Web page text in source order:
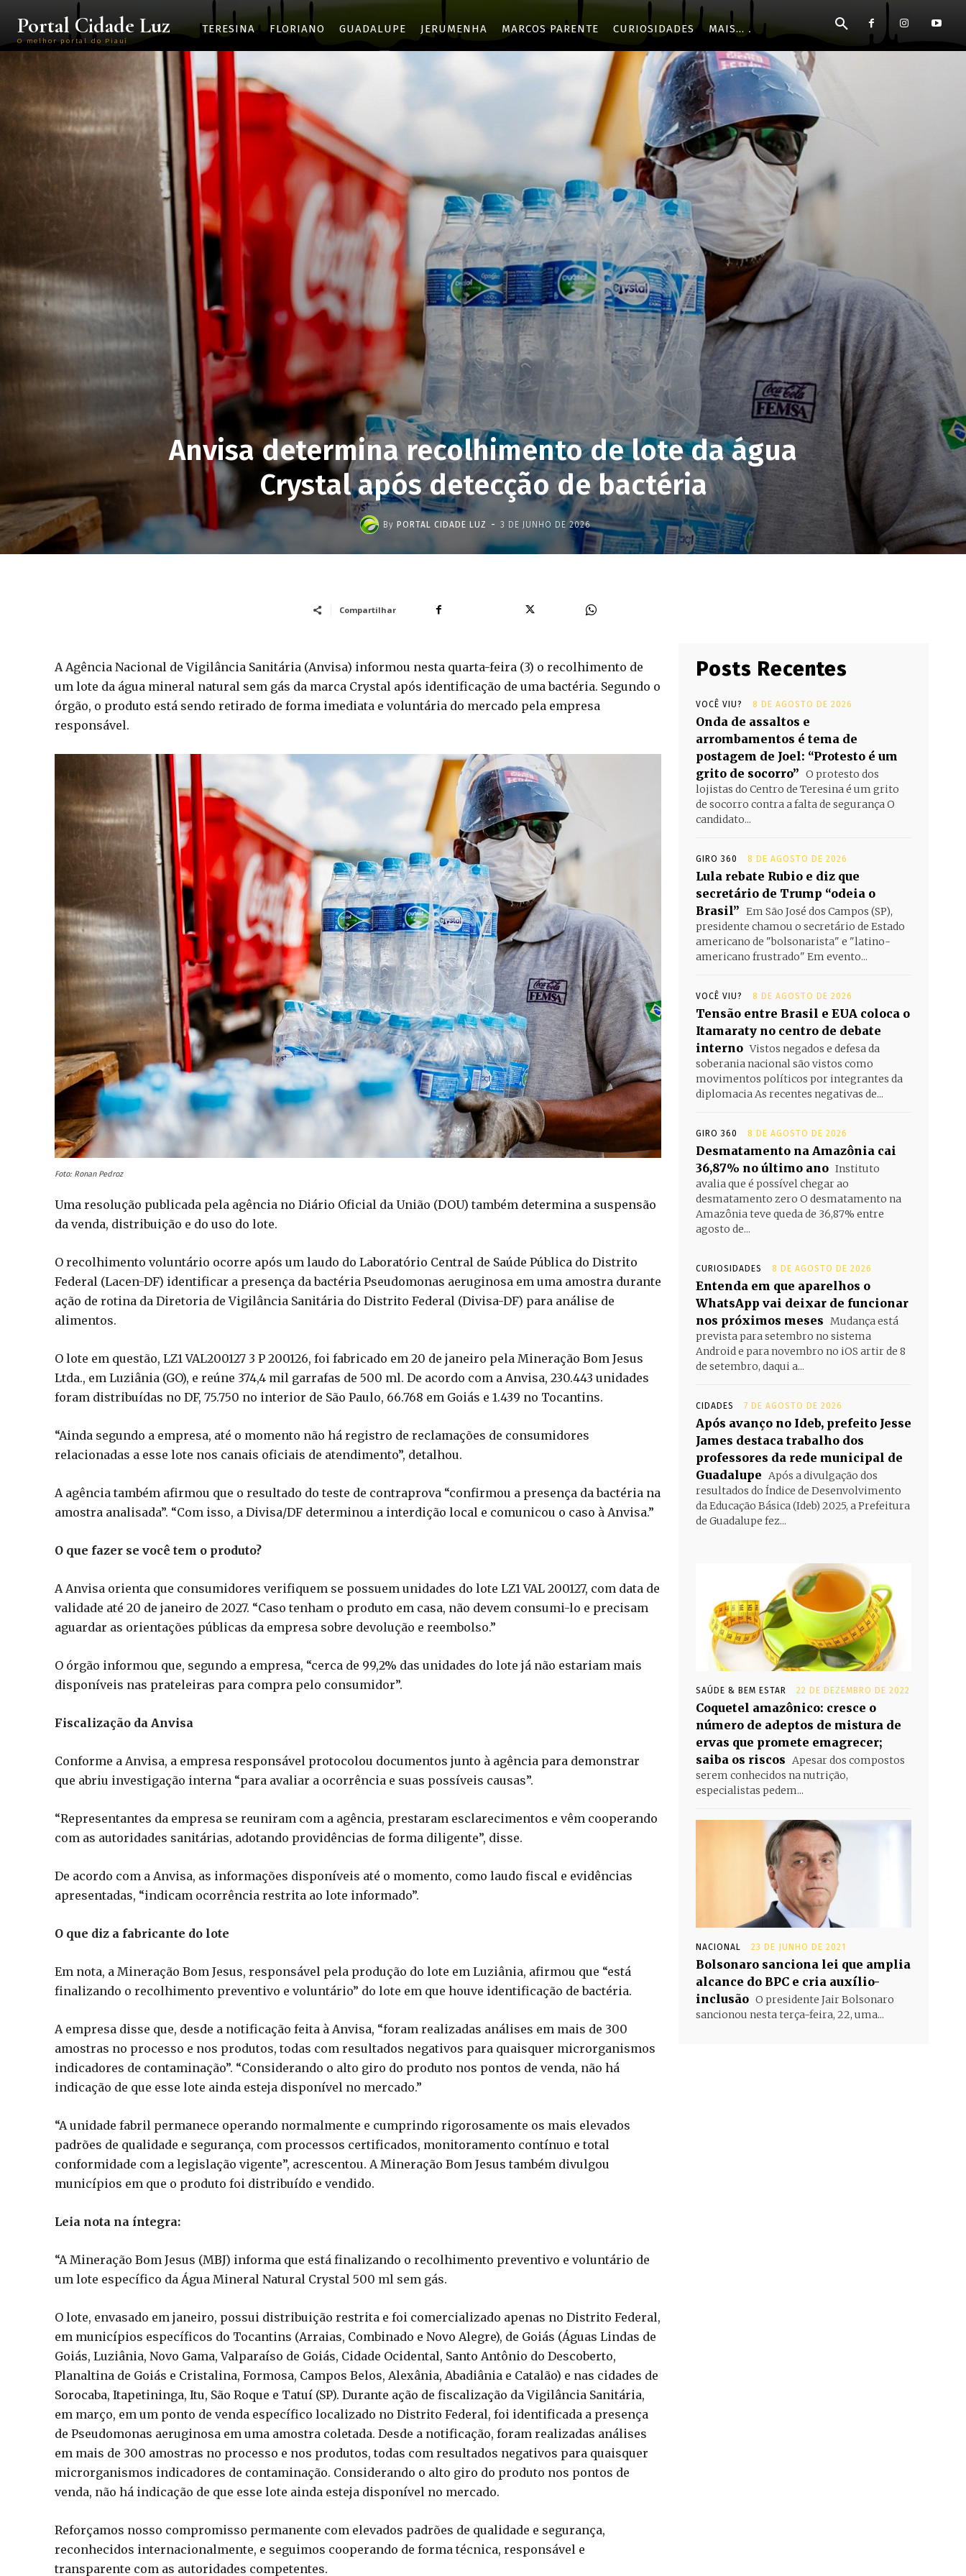
Portal Cidade Luz
O melhor portal do Piauí
TERESINA FLORIANO GUADALUPE JERUMENHA MARCOS PARENTE CURIOSIDADES MAIS...
Anvisa determina recolhimento de lote da água
Crystal após detecção de bactéria
By PORTAL CIDADE LUZ - 3 DE JUNHO DE 2026
Compartilhar
A Agência Nacional de Vigilância Sanitária (Anvisa) informou nesta quarta-feira (3) o recolhimento de
um lote da água mineral natural sem gás da marca Crystal após identificação de uma bactéria. Segundo o
órgão, o produto está sendo retirado de forma imediata e voluntária do mercado pela empresa
responsável.
Foto: Ronan Pedroz
Uma resolução publicada pela agência no Diário Oficial da União (DOU) também determina a suspensão
da venda, distribuição e do uso do lote.
O recolhimento voluntário ocorre após um laudo do Laboratório Central de Saúde Pública do Distrito
Federal (Lacen-DF) identificar a presença da bactéria Pseudomonas aeruginosa em uma amostra durante
ação de rotina da Diretoria de Vigilância Sanitária do Distrito Federal (Divisa-DF) para análise de
alimentos.
O lote em questão, LZ1 VAL200127 3 P 200126, foi fabricado em 20 de janeiro pela Mineração Bom Jesus
Ltda., em Luziânia (GO), e reúne 374,4 mil garrafas de 500 ml. De acordo com a Anvisa, 230.443 unidades
foram distribuídas no DF, 75.750 no interior de São Paulo, 66.768 em Goiás e 1.439 no Tocantins.
“Ainda segundo a empresa, até o momento não há registro de reclamações de consumidores
relacionadas a esse lote nos canais oficiais de atendimento”, detalhou.
A agência também afirmou que o resultado do teste de contraprova “confirmou a presença da bactéria na
amostra analisada”. “Com isso, a Divisa/DF determinou a interdição local e comunicou o caso à Anvisa.”
O que fazer se você tem o produto?
A Anvisa orienta que consumidores verifiquem se possuem unidades do lote LZ1 VAL 200127, com data de
validade até 20 de janeiro de 2027. “Caso tenham o produto em casa, não devem consumi-lo e precisam
aguardar as orientações públicas da empresa sobre devolução e reembolso.”
O órgão informou que, segundo a empresa, “cerca de 99,2% das unidades do lote já não estariam mais
disponíveis nas prateleiras para compra pelo consumidor”.
Fiscalização da Anvisa
Conforme a Anvisa, a empresa responsável protocolou documentos junto à agência para demonstrar
que abriu investigação interna “para avaliar a ocorrência e suas possíveis causas”.
“Representantes da empresa se reuniram com a agência, prestaram esclarecimentos e vêm cooperando
com as autoridades sanitárias, adotando providências de forma diligente”, disse.
De acordo com a Anvisa, as informações disponíveis até o momento, como laudo fiscal e evidências
apresentadas, “indicam ocorrência restrita ao lote informado”.
O que diz a fabricante do lote
Em nota, a Mineração Bom Jesus, responsável pela produção do lote em Luziânia, afirmou que “está
finalizando o recolhimento preventivo e voluntário” do lote em que houve identificação de bactéria.
A empresa disse que, desde a notificação feita à Anvisa, “foram realizadas análises em mais de 300
amostras no processo e nos produtos, todas com resultados negativos para quaisquer microrganismos
indicadores de contaminação”. “Considerando o alto giro do produto nos pontos de venda, não há
indicação de que esse lote ainda esteja disponível no mercado.”
“A unidade fabril permanece operando normalmente e cumprindo rigorosamente os mais elevados
padrões de qualidade e segurança, com processos certificados, monitoramento contínuo e total
conformidade com a legislação vigente”, acrescentou. A Mineração Bom Jesus também divulgou
municípios em que o produto foi distribuído e vendido.
Leia nota na íntegra:
“A Mineração Bom Jesus (MBJ) informa que está finalizando o recolhimento preventivo e voluntário de
um lote específico da Água Mineral Natural Crystal 500 ml sem gás.
O lote, envasado em janeiro, possui distribuição restrita e foi comercializado apenas no Distrito Federal,
em municípios específicos do Tocantins (Arraias, Combinado e Novo Alegre), de Goiás (Águas Lindas de
Goiás, Luziânia, Novo Gama, Valparaíso de Goiás, Cidade Ocidental, Santo Antônio do Descoberto,
Planaltina de Goiás e Cristalina, Formosa, Campos Belos, Alexânia, Abadiânia e Catalão) e nas cidades de
Sorocaba, Itapetininga, Itu, São Roque e Tatuí (SP). Durante ação de fiscalização da Vigilância Sanitária,
em março, em um ponto de venda específico localizado no Distrito Federal, foi identificada a presença
de Pseudomonas aeruginosa em uma amostra coletada. Desde a notificação, foram realizadas análises
em mais de 300 amostras no processo e nos produtos, todas com resultados negativos para quaisquer
microrganismos indicadores de contaminação. Considerando o alto giro do produto nos pontos de
venda, não há indicação de que esse lote ainda esteja disponível no mercado.
Reforçamos nosso compromisso permanente com elevados padrões de qualidade e segurança,
reconhecidos internacionalmente, e seguimos cooperando de forma técnica, responsável e
transparente com as autoridades competentes.
Posts Recentes
VOCÊ VIU? 8 DE AGOSTO DE 2026
Onda de assaltos e
arrombamentos é tema de
postagem de Joel: “Protesto é um
grito de socorro” O protesto dos
lojistas do Centro de Teresina é um grito
de socorro contra a falta de segurança O
candidato...
GIRO 360 8 DE AGOSTO DE 2026
Lula rebate Rubio e diz que
secretário de Trump “odeia o
Brasil” Em São José dos Campos (SP),
presidente chamou o secretário de Estado
americano de "bolsonarista" e "latino-
americano frustrado" Em evento...
VOCÊ VIU? 8 DE AGOSTO DE 2026
Tensão entre Brasil e EUA coloca o
Itamaraty no centro de debate
interno Vistos negados e defesa da
soberania nacional são vistos como
movimentos políticos por integrantes da
diplomacia As recentes negativas de...
GIRO 360 8 DE AGOSTO DE 2026
Desmatamento na Amazônia cai
36,87% no último ano Instituto
avalia que é possível chegar ao
desmatamento zero O desmatamento na
Amazônia teve queda de 36,87% entre
agosto de...
CURIOSIDADES 8 DE AGOSTO DE 2026
Entenda em que aparelhos o
WhatsApp vai deixar de funcionar
nos próximos meses Mudança está
prevista para setembro no sistema
Android e para novembro no iOS artir de 8
de setembro, daqui a...
CIDADES 7 DE AGOSTO DE 2026
Após avanço no Ideb, prefeito Jesse
James destaca trabalho dos
professores da rede municipal de
Guadalupe Após a divulgação dos
resultados do Índice de Desenvolvimento
da Educação Básica (Ideb) 2025, a Prefeitura
de Guadalupe fez...
SAÚDE & BEM ESTAR 22 DE DEZEMBRO DE 2022
Coquetel amazônico: cresce o
número de adeptos de mistura de
ervas que promete emagrecer;
saiba os riscos Apesar dos compostos
serem conhecidos na nutrição,
especialistas pedem...
NACIONAL 23 DE JUNHO DE 2021
Bolsonaro sanciona lei que amplia
alcance do BPC e cria auxílio-
inclusão O presidente Jair Bolsonaro
sancionou nesta terça-feira, 22, uma...